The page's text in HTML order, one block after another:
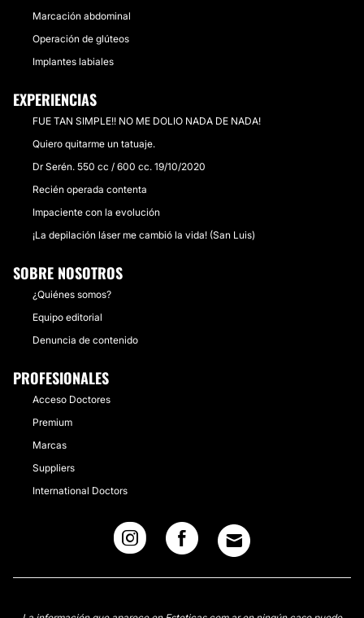
Marcación abdominal
Operación de glúteos
Implantes labiales
EXPERIENCIAS
FUE TAN SIMPLE!! NO ME DOLIO NADA DE NADA!
Quiero quitarme un tatuaje.
Dr Serén. 550 cc / 600 cc. 19/10/2020
Recién operada contenta
Impaciente con la evolución
¡La depilación láser me cambió la vida! (San Luis)
SOBRE NOSOTROS
¿Quiénes somos?
Equipo editorial
Denuncia de contenido
PROFESIONALES
Acceso Doctores
Premium
Marcas
Suppliers
International Doctors